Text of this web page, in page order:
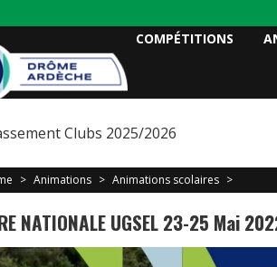
COMPÉTITIONS
Clubs 2025/2026
> Animations > Animations scolaires >
NATIONALE UGSEL 23-25 Mai